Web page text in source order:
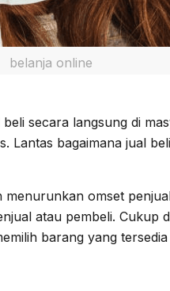
belanja online
secara langsung di
bagaimana jual
omset
atau pembeli.
barang yang